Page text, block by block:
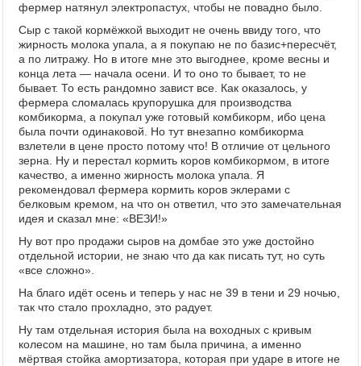
фермер натянул электропастух, чтобы не повадно было.
Сыр с такой кормёжкой выходит не очень ввиду того, что
жирность молока упала, а я покупаю не по базис+пересчёт,
а по литражу. Но в итоге мне это выгоднее, кроме весны и
конца лета — начала осени. И то оно то бывает, то не
бывает. То есть рандомно завист все. Как оказалось, у
фермера сломалась крупорушка для производства
комбикорма, а покупал уже готовый комбикорм, ибо цена
была почти одинаковой. Но тут внезапно комбикорма
взлетели в цене просто потому что! В отличие от цельного
зерна. Ну и перестал кормить коров комбикормом, в итоге
качество, а именно жирность молока упала. Я
рекомендовал фермера кормить коров эклерами с
белковым кремом, на что он ответил, что это замечательная
идея и сказал мне: «ВЕЗИ!»
Ну вот про продажи сыров на домбае это уже достойно
отдельной истории, не знаю что да как писать тут, но суть
«все сложно».
На благо идёт осень и теперь у нас не 39 в тени и 29 ночью,
так что стало прохладно, это радует.
Ну там отдельная история была на воходных с кривым
колесом на машине, но там была причина, а именно
мёртвая стойка амортизатора, которая при ударе в итоге не